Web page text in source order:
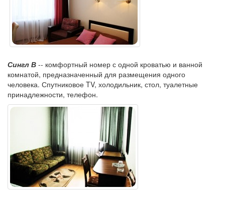
Сингл В -- комфортный номер с одной кроватью и ванной
комнатой, предназначенный для размещения одного
человека. Спутниковое TV, холодильник, стол, туалетные
принадлежности, телефон.